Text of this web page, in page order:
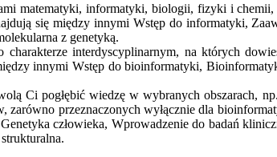
matematyki, informatyki, biologii, fizyki i
się między innymi Wstęp do informatyki,
z genetyką.
interdyscyplinarnym, na których
innymi Wstęp do bioinformatyki,
Ci pogłębić wiedzę w wybranych obszarach,
przeznaczonych wyłącznie dla
człowieka, Wprowadzenie do badań